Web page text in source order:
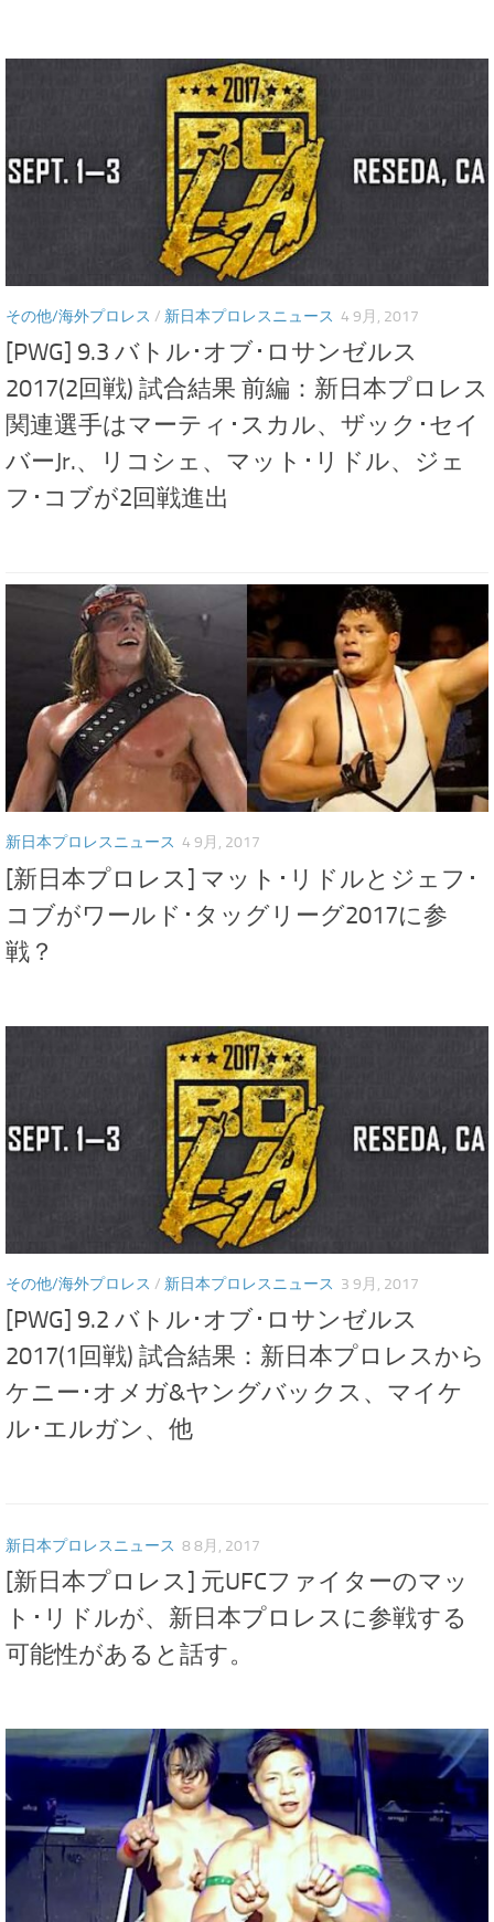
その他/海外プロレス / 新日本プロレスニュース 4 9月, 2017
[PWG] 9.3 バトル･オブ･ロサンゼルス
2017(2回戦) 試合結果 前編：新日本プロレス
関連選手はマーティ･スカル、ザック･セイ
バーJr.、リコシェ、マット･リドル、ジェ
フ･コブが2回戦進出
新日本プロレスニュース 4 9月, 2017
[新日本プロレス] マット･リドルとジェフ･
コブがワールド･タッグリーグ2017に参
戦？
その他/海外プロレス / 新日本プロレスニュース 3 9月, 2017
[PWG] 9.2 バトル･オブ･ロサンゼルス
2017(1回戦) 試合結果：新日本プロレスから
ケニー･オメガ&ヤングバックス、マイケ
ル･エルガン、他
新日本プロレスニュース 8 8月, 2017
[新日本プロレス] 元UFCファイターのマッ
ト･リドルが、新日本プロレスに参戦する
可能性があると話す。